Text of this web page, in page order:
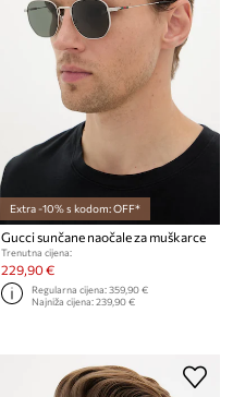
Extra -10% s kodom: OFF*
Gucci sunčane naočale za muškarce
Trenutna cijena:
229,90 €
Regularna cijena:359,90 €
Najniža cijena:239,90 €